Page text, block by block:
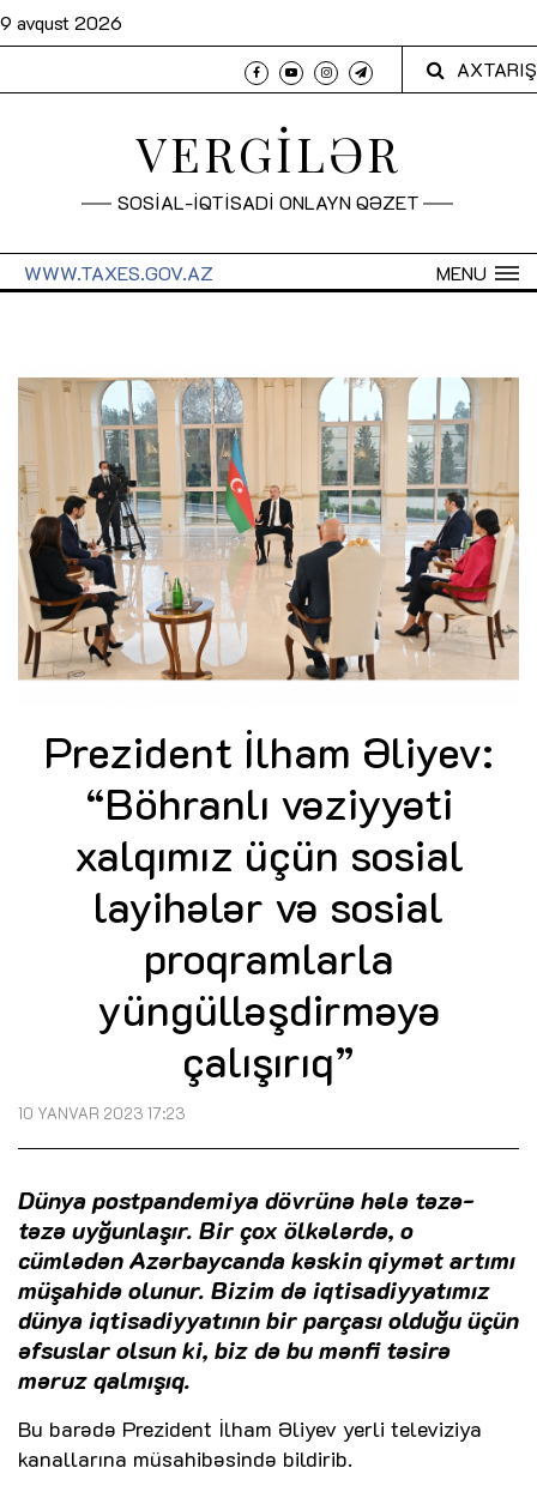
9 avqust 2026
AXTARIŞ
VERGİLƏR
SOSİAL-İQTİSADİ ONLAYN QƏZET
MENU
WWW.TAXES.GOV.AZ
Prezident İlham Əliyev:
“Böhranlı vəziyyəti
xalqımız üçün sosial
layihələr və sosial
proqramlarla
yüngülləşdirməyə
çalışırıq”
10 YANVAR 2023 17:23
Dünya postpandemiya dövrünə hələ təzə-
təzə uyğunlaşır. Bir çox ölkələrdə, o
cümlədən Azərbaycanda kəskin qiymət artımı
müşahidə olunur. Bizim də iqtisadiyyatımız
dünya iqtisadiyyatının bir parçası olduğu üçün
əfsuslar olsun ki, biz də bu mənfi təsirə
məruz qalmışıq.
Bu barədə Prezident İlham Əliyev yerli televiziya
kanallarına müsahibəsində bildirib.